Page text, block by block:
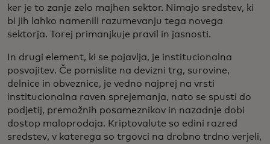
ker je to zanje zelo majhen sektor. Nimajo sredstev, ki
bi jih lahko namenili razumevanju tega novega
sektorja. Torej primanjkuje pravil in jasnosti.
In drugi element, ki se pojavlja, je institucionalna
posvojitev. Če pomislite na devizni trg, surovine,
delnice in obveznice, je vedno najprej na vrsti
institucionalna raven sprejemanja, nato se spusti do
podjetij, premožnih posameznikov in nazadnje dobi
dostop maloprodaja. Kriptovalute so edini razred
sredstev, v katerega so trgovci na drobno trdno verjeli,